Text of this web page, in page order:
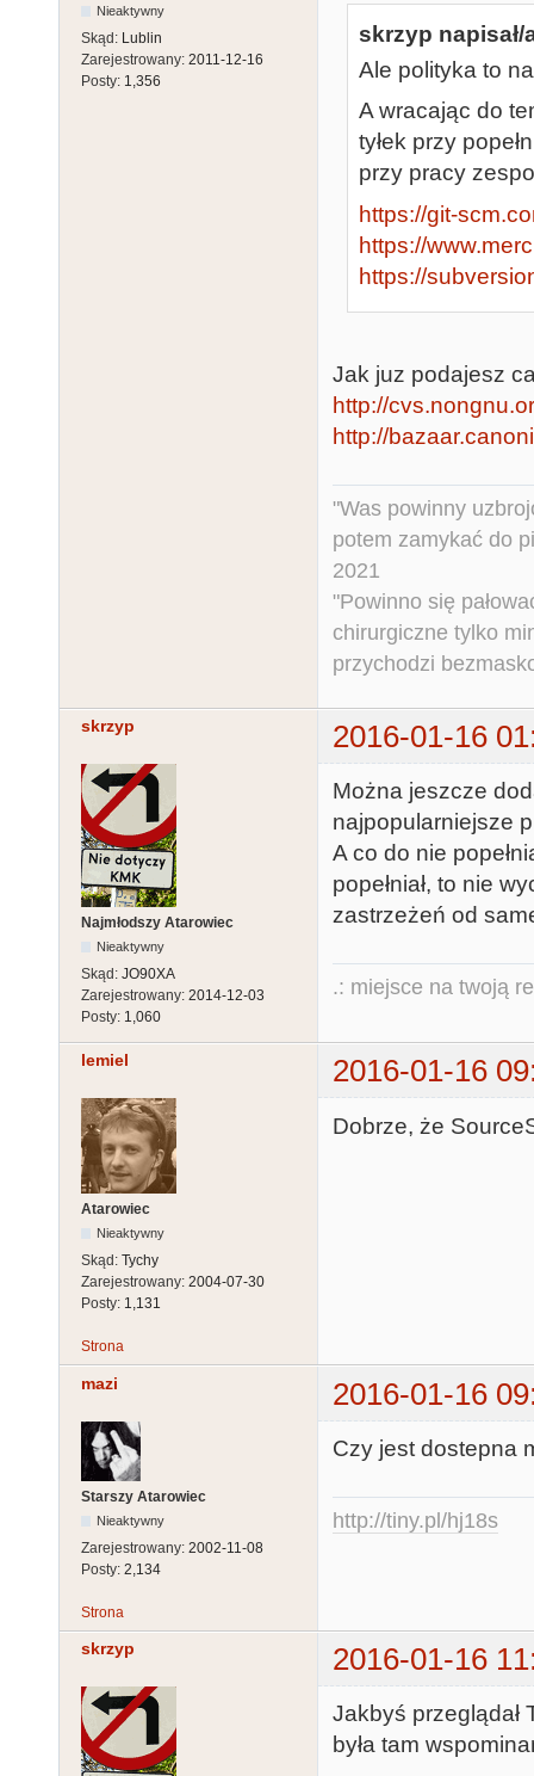
Nieaktywny
Skąd: Lublin
Zarejestrowany: 2011-12-16
Posty: 1,356
skrzyp napisał/
Ale polityka to
A wracając do
tyłek przy
przy pracy
https://git-
https://
https://
Jak juz podajesz
http://
http://
"Was powinny
potem zamykać do
2021
"Powinno się
chirurgiczne tylko
przychodzi
skrzyp 2016-01-16
Najmłodszy Atarowiec
Nieaktywny
Skąd: JO90XA
Zarejestrowany: 2014-12-03
Posty: 1,060
Można jeszcze
najpopularniejsze
A co do nie
popełniał, to nie
zastrzeżeń od
.: miejsce na twoją
lemiel 2016-01-16
Atarowiec
Nieaktywny
Skąd: Tychy
Zarejestrowany: 2004-07-30
Posty: 1,131
Dobrze, że
Strona
mazi 2016-01-16
Starszy Atarowiec
Nieaktywny
Zarejestrowany: 2002-11-08
Posty: 2,134
Czy jest dostepna
http://tiny.pl/hj18s
Strona
skrzyp 2016-01-16
Jakbyś przeglądał
była tam